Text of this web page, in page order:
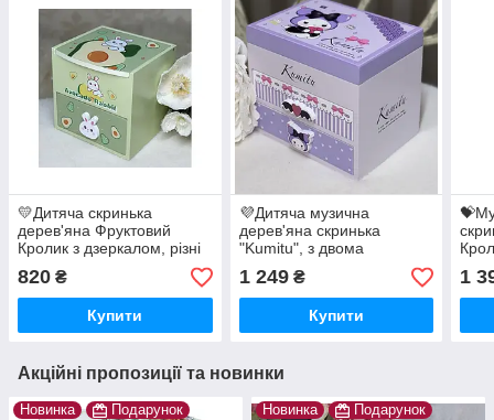
💛Дитяча скринька
дерев'яна Фруктовий
Кролик з дзеркалом, різні
види
820 ₴
Купити
💜Дитяча музична
дерев'яна скринька
"Kumitu", з двома
шухлядками та
дзеркальцем Фіолетова
1 249₴
Купити
1
Акційні пропозиції та новинки
Новинка Подарунок Новинка Подарунок